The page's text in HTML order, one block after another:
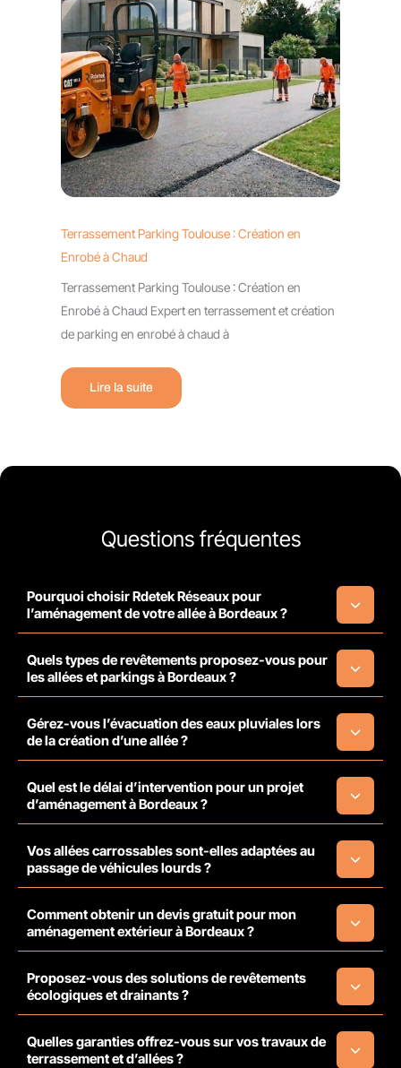
Terrassement Parking Toulouse : Création en
Enrobé à Chaud
Terrassement Parking Toulouse : Création en
Enrobé à Chaud Expert en terrassement et création
de parking en enrobé à chaud à
Lire la suite
Questions fréquentes
Pourquoi choisir Rdetek Réseaux pour
l’aménagement de votre allée à Bordeaux ?
Quels types de revêtements proposez-vous pour
les allées et parkings à Bordeaux ?
Gérez-vous l’évacuation des eaux pluviales lors
de la création d’une allée ?
Quel est le délai d’intervention pour un projet
d’aménagement à Bordeaux ?
Vos allées carrossables sont-elles adaptées au
passage de véhicules lourds ?
Comment obtenir un devis gratuit pour mon
aménagement extérieur à Bordeaux ?
Proposez-vous des solutions de revêtements
écologiques et drainants ?
Quelles garanties offrez-vous sur vos travaux de
terrassement et d’allées ?